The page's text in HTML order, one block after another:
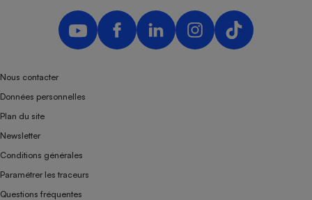
Nous contacter
Données personnelles
Plan du site
Newsletter
Conditions générales
Paramétrer les traceurs
Questions fréquentes